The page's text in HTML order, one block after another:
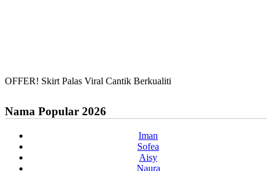
OFFER! Skirt Palas Viral Cantik Berkualiti
Nama Popular 2026
Iman
Sofea
Aisy
Naura